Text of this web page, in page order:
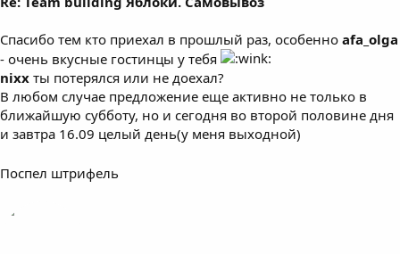
Спасибо тем кто приехал в прошлый раз, особенно afa_olga
- очень вкусные гостинцы у тебя
nixx ты потерялся или не доехал?
В любом случае предложение еще активно не только в
ближайшую субботу, но и сегодня во второй половине дня
и завтра 16.09 целый день(у меня выходной)
Поспел штрифель